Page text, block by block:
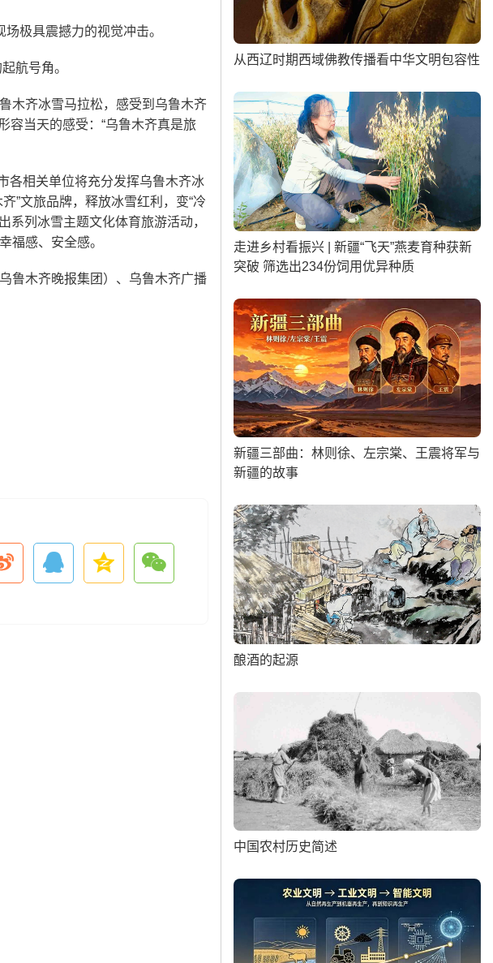
极具震撼力的视觉冲击。
航号角。
木齐冰雪马拉松，感受到乌鲁木齐
容当天的感受：“乌鲁木齐真是旅
各相关单位将充分发挥乌鲁木齐冰
”文旅品牌，释放冰雪红利，变“冷
系列冰雪主题文化体育旅游活动，
福感、安全感。
鲁木齐晚报集团）、乌鲁木齐广播
从西辽时期西域佛教传播看中华文明包容性
走进乡村看振兴 | 新疆“飞天”燕麦育种获新
突破 筛选出234份饲用优异种质
新疆三部曲：林则徐、左宗棠、王震将军与
新疆的故事
酿酒的起源
中国农村历史简述